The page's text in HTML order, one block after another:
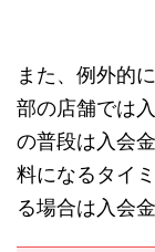
また、例外的
部の店舗では
の普段は入会
料になるタイ
る場合は入会